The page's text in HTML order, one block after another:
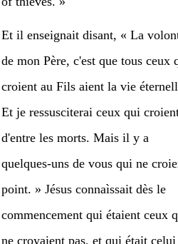
Et il enseignait disant, « La
de mon Père, c'est que tous ceux
croient au Fils aient la vie
Et je ressusciterai ceux qui
d'entre les morts. Mais il y a
quelques-uns de vous qui ne
point. » Jésus connaìssait dès le
commencement qui étaient ceux
ne croyaient pas, et qui était